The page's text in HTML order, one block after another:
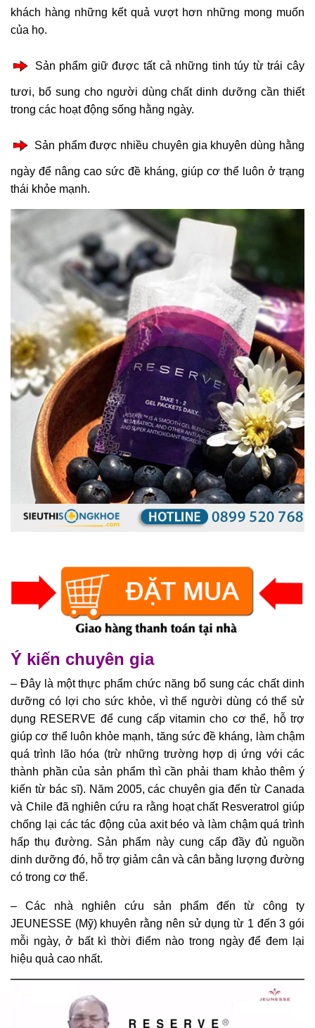
khách hàng những kết quả vượt hơn những mong muốn
của họ.
Sản phẩm giữ được tất cả những tinh túy từ trái cây
tươi, bổ sung cho người dùng chất dinh dưỡng cần thiết
trong các hoạt động sống hằng ngày.
Sản phẩm được nhiều chuyên gia khuyên dùng hằng
ngày để nâng cao sức đề kháng, giúp cơ thể luôn ở trạng
thái khỏe mạnh.
Ý kiến chuyên gia
– Đây là một thực phẩm chức năng bổ sung các chất dinh
dưỡng có lợi cho sức khỏe, vì thế người dùng có thể sử
dụng RESERVE để cung cấp vitamin cho cơ thể, hỗ trợ
giúp cơ thể luôn khỏe mạnh, tăng sức đề kháng, làm chậm
quá trình lão hóa (trừ những trường hợp dị ứng với các
thành phần của sản phẩm thì cần phải tham khảo thêm ý
kiến từ bác sĩ). Năm 2005, các chuyên gia đến từ Canada
và Chile đã nghiên cứu ra rằng hoạt chất Resveratrol giúp
chống lại các tác động của axit béo và làm chậm quá trình
hấp thụ đường. Sản phẩm này cung cấp đầy đủ nguồn
dinh dưỡng đó, hỗ trợ giảm cân và cân bằng lượng đường
có trong cơ thể.
– Các nhà nghiên cứu sản phẩm đến từ công ty
JEUNESSE (Mỹ) khuyên rằng nên sử dụng từ 1 đến 3 gói
mỗi ngày, ở bất kì thời điểm nào trong ngày để đem lại
hiệu quả cao nhất.